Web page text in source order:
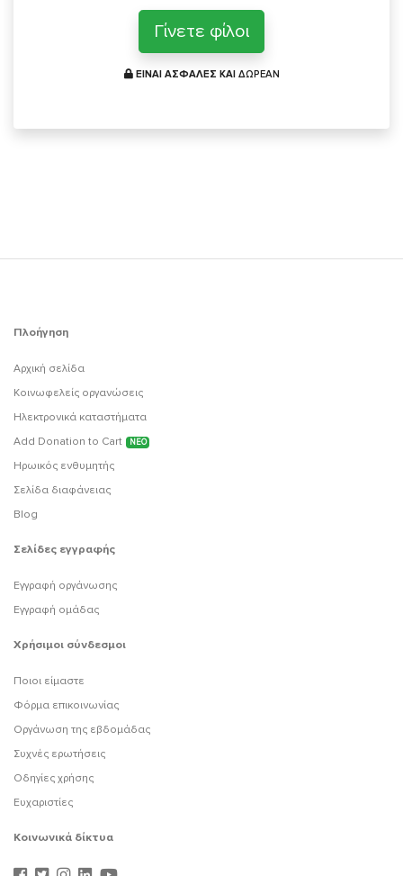
Γίνετε φίλοι
ΕΙΝΑΙ ΑΣΦΑΛΕΣ ΚΑΙ ΔΩΡΕΑΝ
Πλοήγηση
Αρχική σελίδα
Κοινωφελείς οργανώσεις
Ηλεκτρονικά καταστήματα
Add Donation to Cart
ΝΕΟ
Ηρωικός ενθυμητής
Σελίδα διαφάνειας
Blog
Σελίδες εγγραφής
Εγγραφή οργάνωσης
Εγγραφή ομάδας
Χρήσιμοι σύνδεσμοι
Ποιοι είμαστε
Φόρμα επικοινωνίας
Οργάνωση της εβδομάδας
Συχνές ερωτήσεις
Οδηγίες χρήσης
Ευχαριστίες
Κοινωνικά δίκτυα